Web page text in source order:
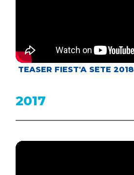
TEASER FIEST'A SETE 2018
2017